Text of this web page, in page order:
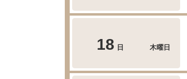
18 日 木曜日